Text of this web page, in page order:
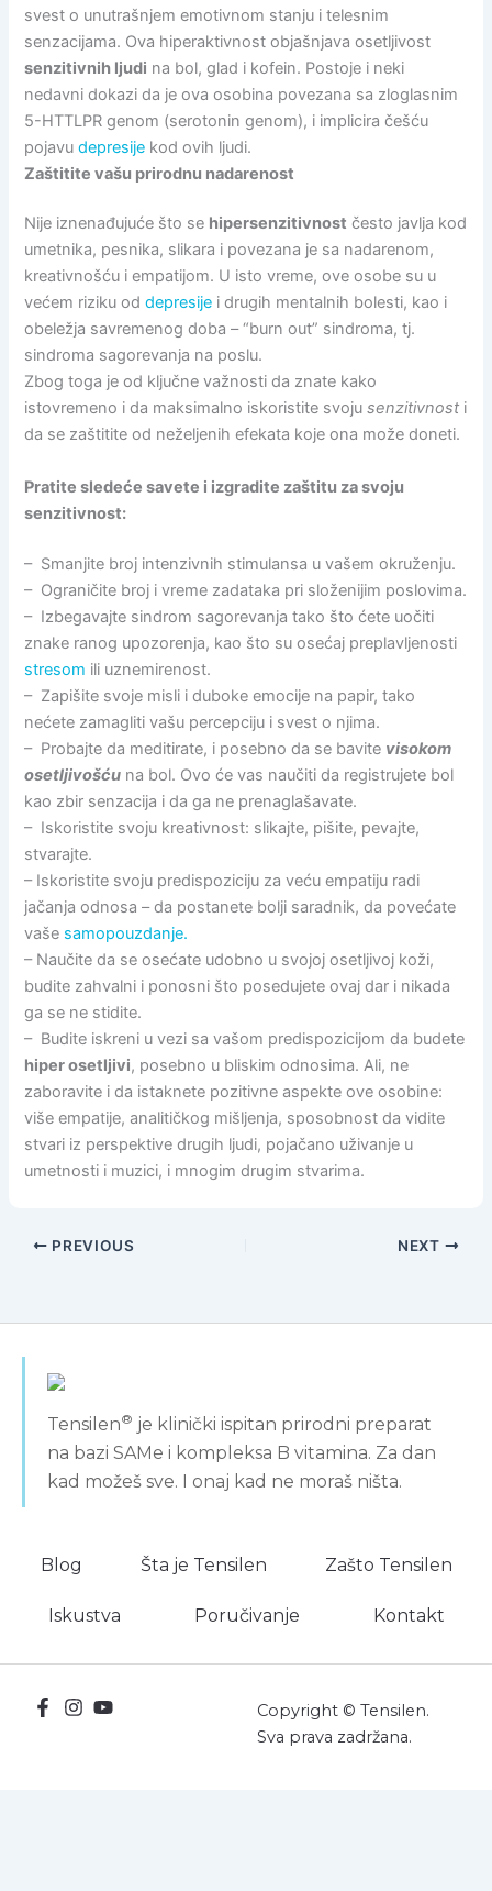
svest o unutrašnjem emotivnom stanju i telesnim
senzacijama. Ova hiperaktivnost objašnjava osetljivost
senzitivnih ljudi na bol, glad i kofein. Postoje i neki
nedavni dokazi da je ova osobina povezana sa zloglasnim
5-HTTLPR genom (serotonin genom), i implicira češću
pojavudepresije kod ovih ljudi.
Zaštitite vašu prirodnu nadarenost
Nije iznenađujuće što se hipersenzitivnost često javlja kod
umetnika, pesnika, slikara i povezana je sa nadarenom,
kreativnošću i empatijom. U isto vreme, ove osobe su u
većem riziku oddepresije i drugih mentalnih bolesti, kao i
obeležja savremenog doba – “burn out” sindroma, tj.
sindroma sagorevanja na poslu.
Zbog toga je od ključne važnosti da znate kako
istovremeno i da maksimalno iskoristite svojusenzitivnost i
da se zaštitite od neželjenih efekata koje ona može doneti.
Pratite sledeće savete i izgradite zaštitu za svoju
senzitivnost:
– Smanjite broj intenzivnih stimulansa u vašem okruženju.
– Ograničite broj i vreme zadataka pri složenijim poslovima.
– Izbegavajte sindrom sagorevanja tako što ćete uočiti
znake ranog upozorenja, kao što su osećaj preplavljenosti
stresom ili uznemirenost.
– Zapišite svoje misli i duboke emocije na papir, tako
nećete zamagliti vašu percepciju i svest o njima.
– Probajte da meditirate, i posebno da se bavite visokom
osetljivošću na bol. Ovo će vas naučiti da registrujete bol
kao zbir senzacija i da ga ne prenaglašavate.
– Iskoristite svoju kreativnost: slikajte, pišite, pevajte,
stvarajte.
– Iskoristite svoju predispoziciju za veću empatiju radi
jačanja odnosa – da postanete bolji saradnik, da povećate
vaše samopouzdanje.
– Naučite da se osećate udobno u svojoj osetljivoj koži,
budite zahvalni i ponosni što posedujete ovaj dar i nikada
ga se ne stidite.
– Budite iskreni u vezi sa vašom predispozicijom da budete
hiper osetljivi, posebno u bliskim odnosima. Ali, ne
zaboravite i da istaknete pozitivne aspekte ove osobine:
više empatije, analitičkog mišljenja, sposobnost da vidite
stvari iz perspektive drugih ljudi, pojačano uživanje u
umetnosti i muzici, i mnogim drugim stvarima.
PREVIOUS NEXT
Tensilen® je klinički ispitan prirodni preparat
na bazi SAMe i kompleksa B vitamina. Za dan
kad možeš sve. I onaj kad ne moraš ništa.
Blog Šta je Tensilen Zašto Tensilen
Iskustva Poručivanje Kontakt
Copyright © Tensilen.
Sva prava zadržana.